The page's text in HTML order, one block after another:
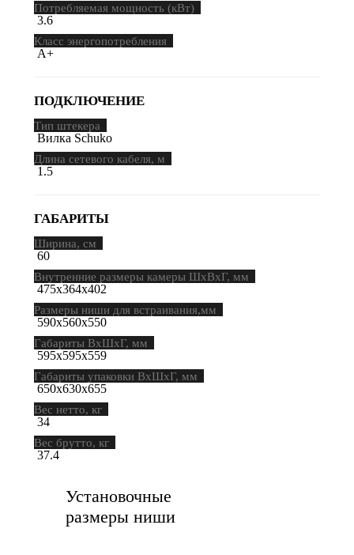
Потребляемая мощность (кВт)
3.6
Класс энергопотребления
A+
ПОДКЛЮЧЕНИЕ
Тип штекера
Вилка Schuko
Длина сетевого кабеля, м
1.5
ГАБАРИТЫ
Ширина, см
60
Внутренние размеры камеры ШхВхГ, мм
475х364х402
Размеры ниши для встраивания,мм
590x560x550
Габариты ВхШхГ, мм
595х595х559
Габариты упаковки ВхШхГ, мм
650х630х655
Вес нетто, кг
34
Вес брутто, кг
37.4
Установочные
размеры ниши